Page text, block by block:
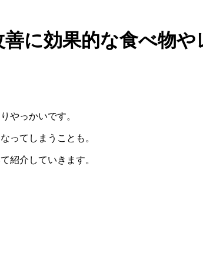
に効果的な食べ物や
やっかいです。
ってしまうことも。
紹介していきます。